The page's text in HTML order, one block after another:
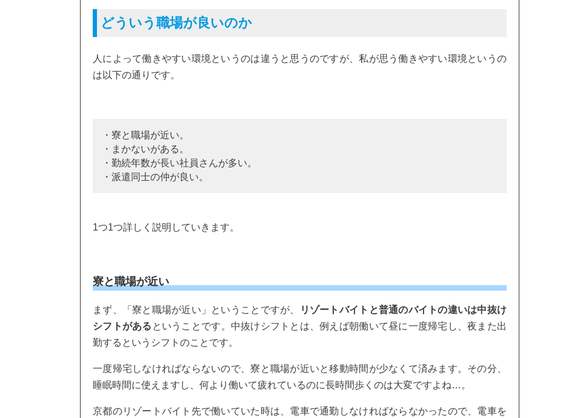
どういう職場が良いのか
人によって働きやすい環境というのは違うと思うのですが、私が思う働きやすい環境というの
は以下の通りです。
・寮と職場が近い。
・まかないがある。
・勤続年数が長い社員さんが多い。
・派遣同士の仲が良い。
1つ1つ詳しく説明していきます。
寮と職場が近い
まず、「寮と職場が近い」ということですが、
リゾートバイトと普通のバイトの違いは中抜け
シフトがある ということです。中抜けシフトとは、例えば朝働いて昼に一度帰宅し、夜また出
勤するというシフトのことです。
一度帰宅しなければならないので、寮と職場が近いと移動時間が少なくて済みます。その分、
睡眠時間に使えますし、何より働いて疲れているのに長時間歩くのは大変ですよね…。
京都のリゾートバイト先で働いていた時は、電車で通勤しなければならなかったので、電車を